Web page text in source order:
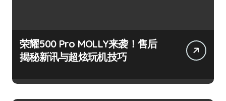
荣耀500 Pro MOLLY来袭！售后
揭秘新讯与超炫玩机技巧